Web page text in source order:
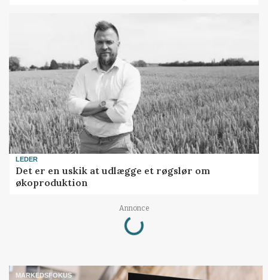
LEDER
Det er en uskik at udlægge et røgslør om
økoproduktion
Annonce
Loading...
MARKEDSFOKUS